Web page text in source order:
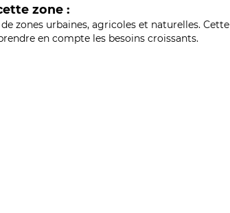
zone :
zones urbaines, agricoles et naturelles. Cette
en compte les besoins croissants.